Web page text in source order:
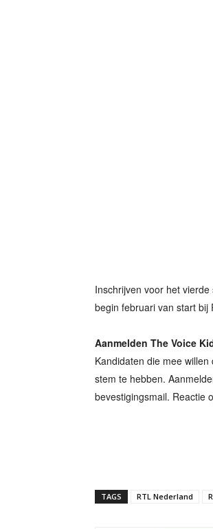
Inschrijven voor het
begin februari van start bij
Aanmelden The Voice
Kandidaten die mee
stem te hebben.
bevestigingsmail. Reactie
TAGS RTL Nederland